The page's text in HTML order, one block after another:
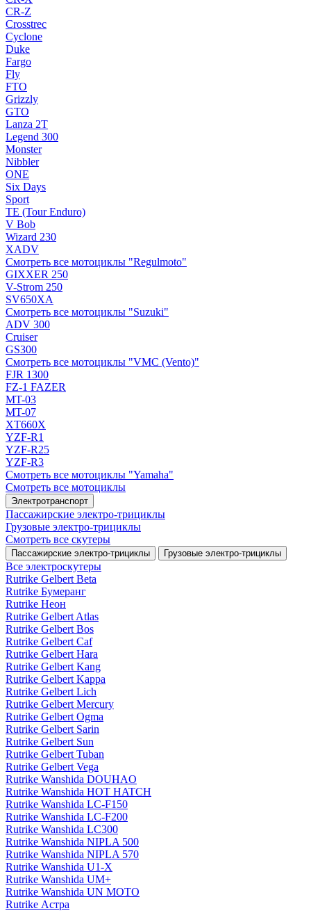
CR-Z
Crosstrec
Cyclone
Duke
Fargo
Fly
FTO
Grizzly
GTO
Lanza 2T
Legend 300
Monster
Nibbler
ONE
Six Days
Sport
TE (Tour Enduro)
V Bob
Wizard 230
XADV
Смотреть все мотоциклы "Regulmoto"
GIXXER 250
V-Strom 250
SV650XA
Смотреть все мотоциклы "Suzuki"
ADV 300
Cruiser
GS300
Смотреть все мотоциклы "VMC (Vento)"
FJR 1300
FZ-1 FAZER
MT-03
MT-07
XT660X
YZF-R1
YZF-R25
YZF-R3
Смотреть все мотоциклы "Yamaha"
Смотреть все мотоциклы
Электротранспорт
Пассажирские электро‑трициклы
Грузовые электро‑трициклы
Смотреть все скутеры
Пассажирские электро‑трициклы Грузовые электро‑трициклы
Все электро­скутеры
Rutrike Gelbert Beta
Rutrike Бумеранг
Rutrike Неон
Rutrike Gelbert Atlas
Rutrike Gelbert Bos
Rutrike Gelbert Caf
Rutrike Gelbert Hara
Rutrike Gelbert Kang
Rutrike Gelbert Kappa
Rutrike Gelbert Lich
Rutrike Gelbert Mercury
Rutrike Gelbert Ogma
Rutrike Gelbert Sarin
Rutrike Gelbert Sun
Rutrike Gelbert Tuban
Rutrike Gelbert Vega
Rutrike Wanshida DOUHAO
Rutrike Wanshida HOT HATCH
Rutrike Wanshida LC-F150
Rutrike Wanshida LC-F200
Rutrike Wanshida LC300
Rutrike Wanshida NIPLA 500
Rutrike Wanshida NIPLA 570
Rutrike Wanshida U1-X
Rutrike Wanshida UM+
Rutrike Wanshida UN MOTO
Rutrike Астра